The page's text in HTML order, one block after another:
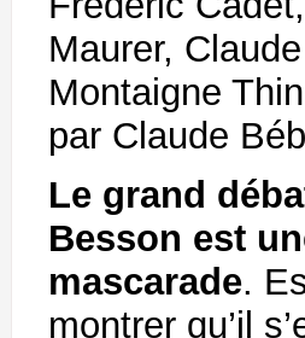
Maurer,
Montaigne
par Claude
Le grand
Besson est
mascarade.
montrer qu’il